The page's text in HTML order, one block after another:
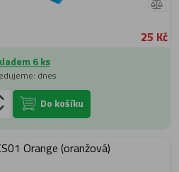
25 Kč
6 ks
dnes
Do košíku
Orange (oranžová)